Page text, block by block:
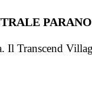
Il Transcend